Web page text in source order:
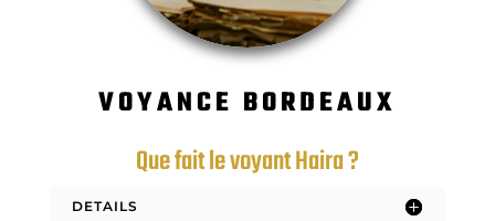
VOYANCE BORDEAUX
Que fait le voyant Haira ?
DETAILS